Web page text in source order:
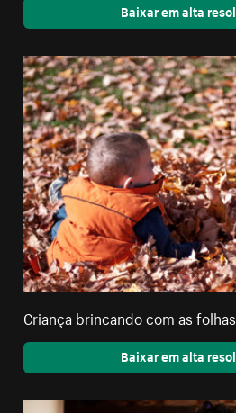
Baixar em alta
Criança brincando com as
Baixar em alta